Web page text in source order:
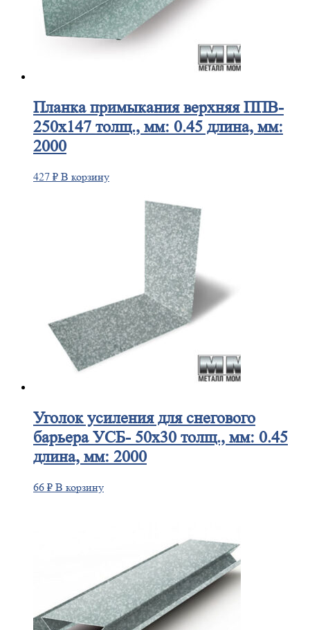
Планкапримыкания верхняя ППВ-
250х147 толщ., мм: 0.45 длина, мм:
2000
427 ₽ В корзину
Уголокусиления для снегового
барьера УСБ- 50х30 толщ., мм: 0.45
длина, мм: 2000
66 ₽ В корзину